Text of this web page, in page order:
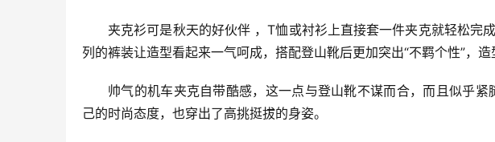
夹克衫可是秋天的好伙伴 ，T恤或衬衫上直接套一件夹克就轻松完
列的裤装让造型看起来一气呵成，搭配登山靴后更加突出“不羁个性”，造
帅气的机车夹克自带酷感，这一点与登山靴不谋而合，而且似乎
己的时尚态度，也穿出了高挑挺拔的身姿。